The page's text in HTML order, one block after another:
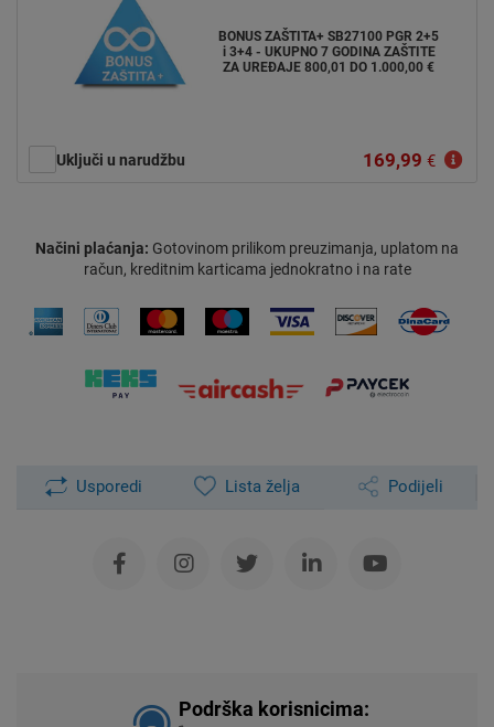
BONUS ZAŠTITA+ SB27100 PGR 2+5
i 3+4 - UKUPNO 7 GODINA ZAŠTITE
ZA UREĐAJE 800,01 DO 1.000,00 €
Uključi u narudžbu 169,99 €
Načini plaćanja: Gotovinom prilikom preuzimanja, uplatom na
račun, kreditnim karticama jednokratno i na rate
Usporedi Lista želja Podijeli
Podrška korisnicima: